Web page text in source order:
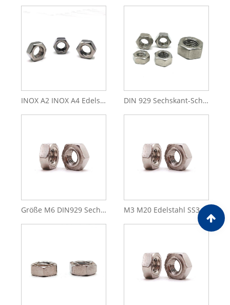
INOX A2 INOX A4 Edelstahl 304 316 M10 M12 M16 Arten von Sechskantmuttern DIN 929 Sechskant-Schweißmuttern aus Edelstahl 304 316
Größe M6 DIN929 Sechskant-Schweißmutter aus Edelstahl M3 M20 Edelstahl SS304 SS316 DIN 929 Sechskantschweißmuttern